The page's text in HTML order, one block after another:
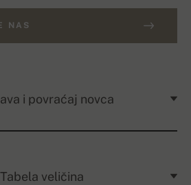
NAS
i povraćaj novca
Tabela veličina